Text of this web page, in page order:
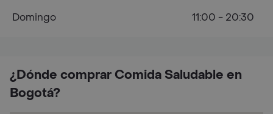
¿Dónde comprar Comida Saludable en
Bogotá?
Domingo
11:00 - 20:30